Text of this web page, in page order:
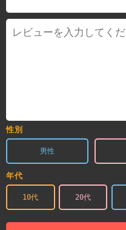
性別
男性
年代
10代 20代